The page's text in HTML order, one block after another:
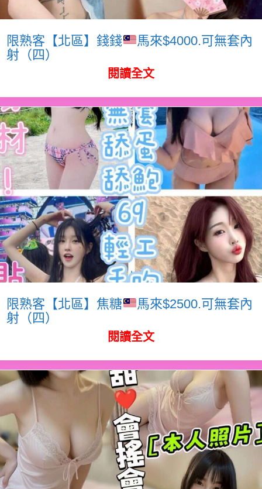
限熟客【北區】錢錢
馬來$4000.可無套內
射（四）
閱讀全文
限熟客【北區】焦糖
馬來$2500.可無套內
射（四）
閱讀全文